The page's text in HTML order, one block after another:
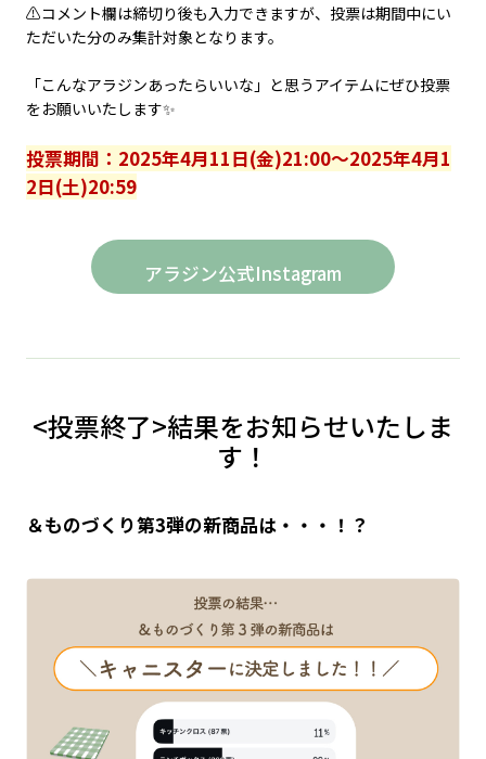
⚠️コメント欄は締切り後も入力できますが、投票は期間中にい
ただいた分のみ集計対象となります。
「こんなアラジンあったらいいな」と思うアイテムにぜひ投票
をお願いいたします✨
投票期間：2025年4月11日(金)21:00～2025年4月1
2日(土)20:59
アラジン公式Instagram
<投票終了>結果をお知らせいたしま
す！
＆ものづくり第3弾の新商品は・・・！？